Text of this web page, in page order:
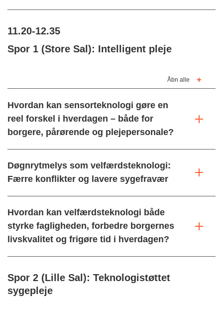
11.20-12.35
Spor 1 (Store Sal): Intelligent pleje
Åbn alle
Hvordan kan sensorteknologi gøre en
reel forskel i hverdagen – både for
borgere, pårørende og plejepersonale?
Døgnrytmelys som velfærdsteknologi:
Færre konflikter og lavere sygefravær
Hvordan kan velfærdsteknologi både
styrke fagligheden, forbedre borgernes
livskvalitet og frigøre tid i hverdagen?
Spor 2 (Lille Sal): Teknologistøttet
sygepleje